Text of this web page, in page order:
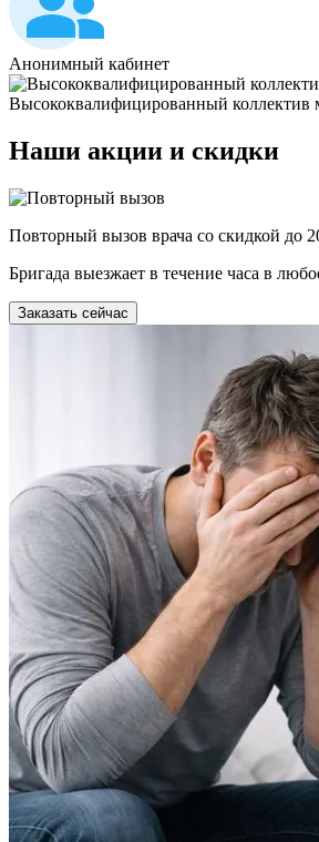
Анонимный кабинет
Высококвалифицированный коллектив
Наши акции и скидки
Повторный вызов врача со скидкой до
Бригада выезжает в течение часа в
Заказать сейчас